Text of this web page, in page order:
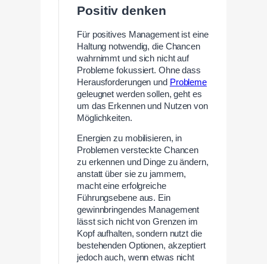
Positiv denken
Für positives Management ist eine
Haltung notwendig, die Chancen
wahrnimmt und sich nicht auf
Probleme fokussiert. Ohne dass
Herausforderungen und Probleme
geleugnet werden sollen, geht es
um das Erkennen und Nutzen von
Möglichkeiten.
Energien zu mobilisieren, in
Problemen versteckte Chancen
zu erkennen und Dinge zu ändern,
anstatt über sie zu jammern,
macht eine erfolgreiche
Führungsebene aus. Ein
gewinnbringendes Management
lässt sich nicht von Grenzen im
Kopf aufhalten, sondern nutzt die
bestehenden Optionen, akzeptiert
jedoch auch, wenn etwas nicht